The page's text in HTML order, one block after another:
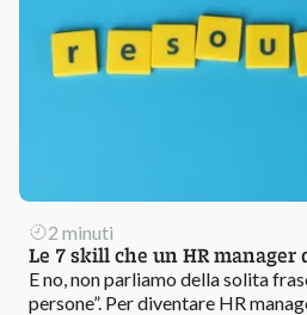
2 minuti
Le 7 skill che un HR manager
E no, non parliamo della solita
persone”. Per diventare HR